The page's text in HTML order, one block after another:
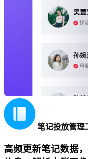
笔记投放管理
高频更新笔记数据